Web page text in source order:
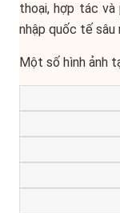
thoại, hợp tác
nhập quốc tế sâu
Một số hình ảnh